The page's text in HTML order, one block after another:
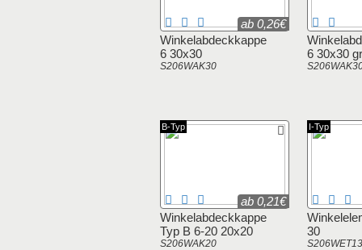
Winkelabdeckkappe
6 30x30
S206WAK30
ab 0,26€
6 30x30
Winkelabdeckkappe
Typ B 6-20 20x20
S206WAK20
ab 0,21€
B-Typ
30
I-Typ